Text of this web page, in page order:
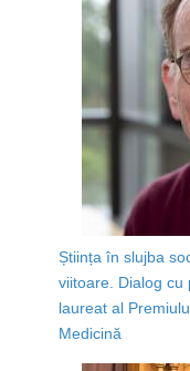
Știința în slujba
viitoare. Dialog cu
laureat al
Medicină